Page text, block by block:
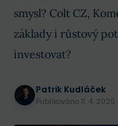
smysl? Colt CZ,
základy i růstový
investovat?
Patrik Kudláček
Publikováno 11. 4. 2025